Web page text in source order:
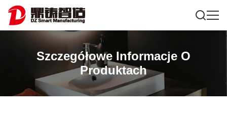
Szczegółowe Informacje O
Produktach